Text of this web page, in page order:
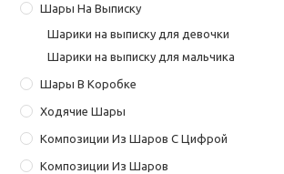
Шары На Выписку
Шарики на выписку для девочки
Шарики на выписку для мальчика
Шары В Коробке
Ходячие Шары
Композиции Из Шаров С Цифрой
Композиции Из Шаров